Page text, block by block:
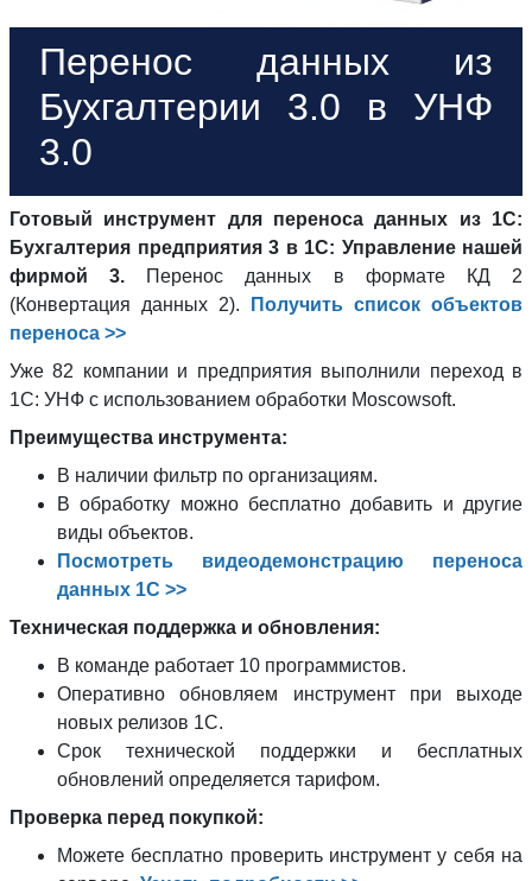
Перенос данных из
Бухгалтерии 3.0 в УНФ
3.0
Готовый инструмент для переноса данных из 1С:
Бухгалтерия предприятия 3 в 1С: Управление нашей
фирмой 3. Перенос данных в формате КД 2
(Конвертация данных 2).
Получить список объектов
переноса >>
Уже 82 компании и предприятия выполнили переход в
1С: УНФ с использованием обработки Moscowsoft.
Преимущества инструмента:
В наличии фильтр по организациям.
В обработку можно бесплатно добавить и другие
виды объектов.
Посмотреть видеодемонстрацию переноса
данных 1С >>
Техническая поддержка и обновления:
В команде работает 10 программистов.
Оперативно обновляем инструмент при выходе
новых релизов 1С.
Срок технической поддержки и бесплатных
обновлений определяется тарифом.
Проверка перед покупкой:
Можете бесплатно проверить инструмент у себя на